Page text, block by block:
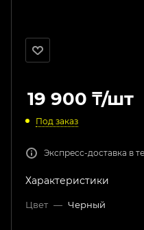
19 900 ₸/шт
Под заказ
Экспресс-доставка в
Характеристики
Цвет — Черный